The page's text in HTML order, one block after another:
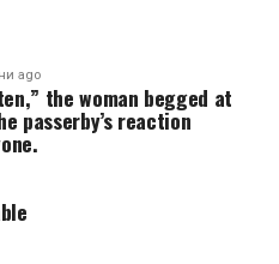
ago
the woman begged at
passerby’s reaction